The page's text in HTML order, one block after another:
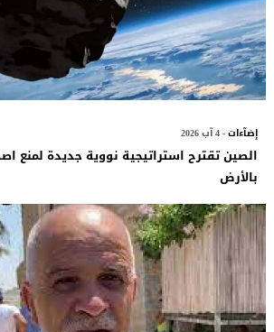
إضآءات- 4 آب 2026
الصين تقترح استراتيجية نووية جديدة لمنع
بالأرض